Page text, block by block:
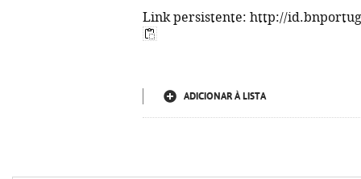
Link persistente: http://
ADICIONAR À LISTA